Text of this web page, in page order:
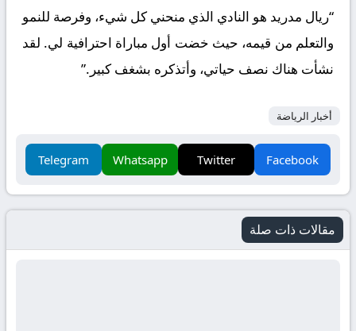
“ريال مدريد هو النادي الذي منحني كل شيء، وفرصة للنمو
والتعلم من قيمه، حيث خضت أول مباراة احترافية لي. لقد
نشأت هناك نصف حياتي، وأتذكره بشغف كبير.”
أخبار الرياضة
Facebook
Twitter
Whatsapp
Telegram
مقالات ذات صلة